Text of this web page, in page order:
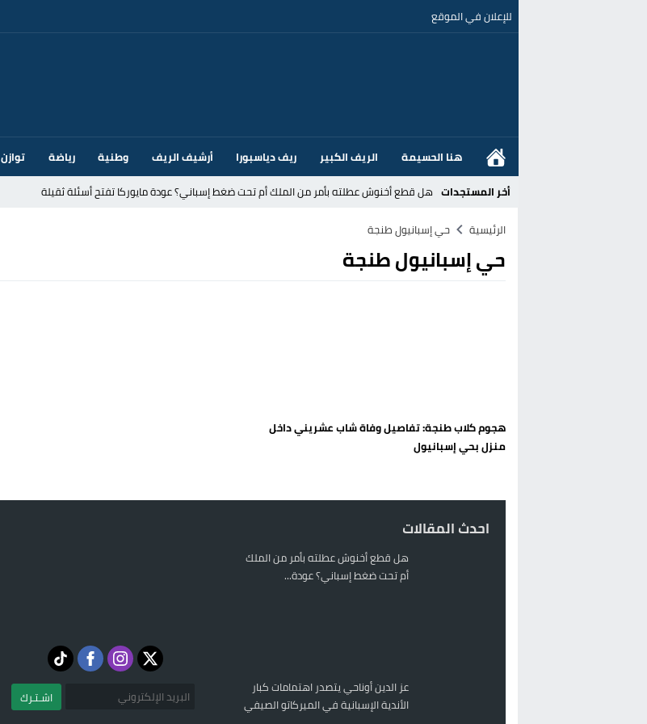
للإعلان في الموقع
هنا الحسيمة الريف الكبير ريف دياسبورا أرشيف الريف وطنية رياضة توازن
أخر المستجدات هل قطع أخنوش عطلته بأمر من الملك أم تحت ضغط إسباني؟ عودة مايوركا تفتح أسئلة ثقيلة
عز الدين أوناحي يتصدر اهتمامات كبار الأندية الإسبانية في الميركاتو الصيفي
تغيير تاريخي بحزب الاستقلال بالحسيمة: محمد الحموداني يبدأ مرحلة ما بعد مضيان
بين أمواج سبتة وشواطئ مايوركا: حين يهرب المواطن ويصطاف المسؤول
الرئيسية حي إسبانيول طنجة
حي إسبانيول طنجة
هجوم كلاب طنجة: تفاصيل وفاة شاب عشريني داخل
منزل بحي إسبانيول
احدث المقالات
هل قطع أخنوش عطلته بأمر من الملك
أم تحت ضغط إسباني؟ عودة...
عز الدين أوناحي يتصدر اهتمامات كبار
الأندية الإسبانية في الميركاتو الصيفي
اشـتـرك